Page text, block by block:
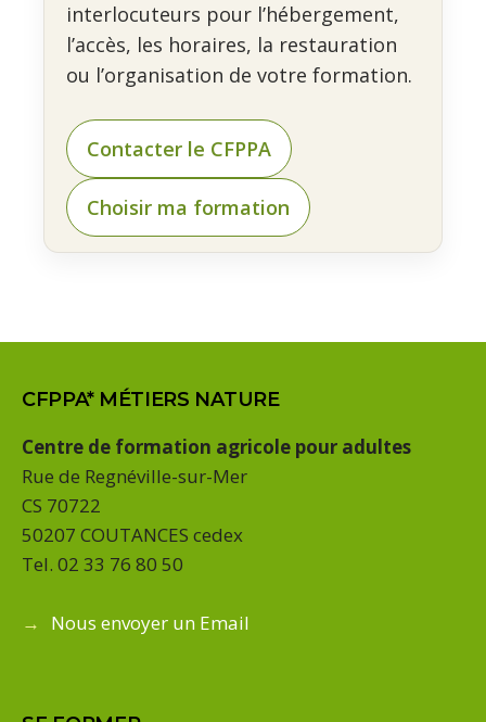
interlocuteurs pour l’hébergement,
l’accès, les horaires, la restauration
ou l’organisation de votre formation.
Contacter le CFPPA
Choisir ma formation
CFPPA* MÉTIERS NATURE
Centre de formation agricole pour adultes
Rue de Regnéville-sur-Mer
CS 70722
50207 COUTANCES cedex
Tel. 02 33 76 80 50
→ Nous envoyer un Email